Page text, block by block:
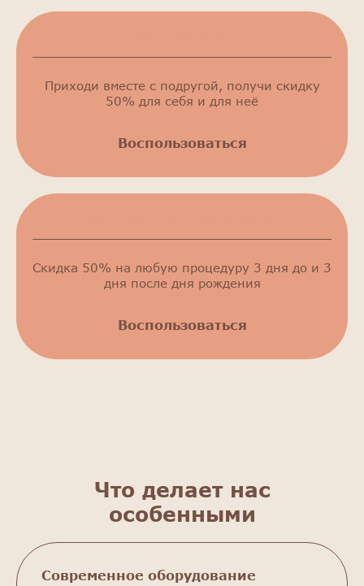
Приходи вместе с подругой, получи скидку
50% для себя и для неё
Воспользоваться
Скидка 50% на любую процедуру 3 дня до и 3
дня после дня рождения
Воспользоваться
Что делает нас
особенными
Современное оборудование